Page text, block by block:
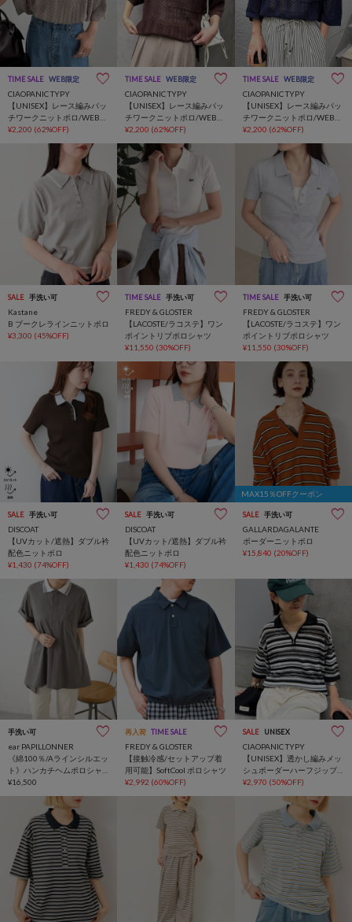
TIME SALE WEB限定
CIAOPANIC TYPY
【UNISEX】レース編みパッ
チワークニットポロ/WEB限
定
¥2,200 (62%OFF)
TIME SALE WEB限定
CIAOPANIC TYPY
【UNISEX】レース編みパッ
チワークニットポロ/WEB限
定
¥2,200 (62%OFF)
TIME SALE WEB限定
CIAOPANIC TYPY
【UNISEX】レース編みパッ
チワークニットポロ/WEB限
定
¥2,200 (62%OFF)
SALE 手洗い可
Kastane
B ブークレラインニットポロ
¥3,300 (45%OFF)
TIME SALE 手洗い可
FREDY & GLOSTER
【LACOSTE/ラコステ】ワン
ポイントリブポロシャツ
¥11,550 (30%OFF)
TIME SALE 手洗い可
FREDY & GLOSTER
【LACOSTE/ラコステ】ワン
ポイントリブポロシャツ
¥11,550 (30%OFF)
SALE 手洗い可
DISCOAT
【UVカット/遮熱】ダブル衿
配色ニットポロ
¥1,430 (74%OFF)
SALE 手洗い可
DISCOAT
【UVカット/遮熱】ダブル衿
配色ニットポロ
¥1,430 (74%OFF)
MAX15％OFFクーポン
SALE 手洗い可
GALLARDAGALANTE
ボーダーニットポロ
¥15,840 (20%OFF)
手洗い可
ear PAPILLONNER
《綿100％/Aラインシルエッ
ト》ハンカチヘムポロシャ
ツ【SUM1 STYLE(スミスタ
¥16,500
再入荷 TIME SALE
FREDY & GLOSTER
【接触冷感/セットアップ着
用可能】SoftCool ポロシャツ
¥2,992 (60%OFF)
SALE UNISEX
CIAOPANIC TYPY
【UNISEX】透かし編みメッ
シュボーダーハーフジップ
サマーニットポロ
¥2,970 (50%OFF)